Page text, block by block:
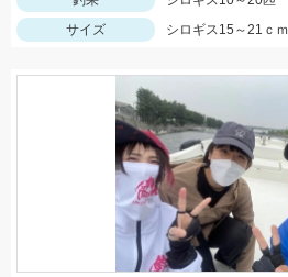
サイズ
シロギス15～21ｃｍ